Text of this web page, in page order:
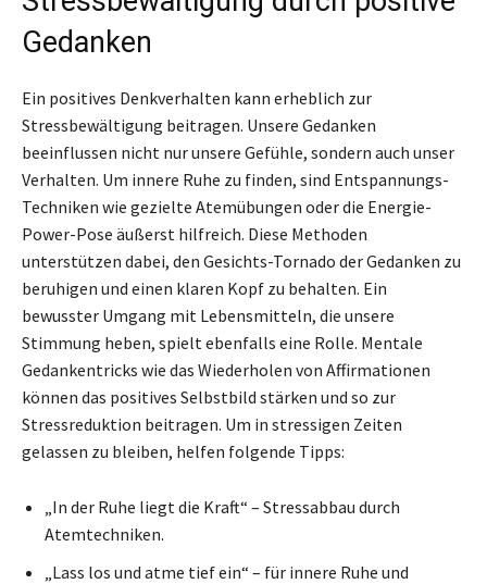
Gedanken
Ein positives Denkverhalten kann erheblich zur
Stressbewältigung beitragen. Unsere Gedanken
beeinflussen nicht nur unsere Gefühle, sondern auch unser
Verhalten. Um innere Ruhe zu finden, sind Entspannungs-
Techniken wie gezielte Atemübungen oder die Energie-
Power-Pose äußerst hilfreich. Diese Methoden
unterstützen dabei, den Gesichts-Tornado der Gedanken zu
beruhigen und einen klaren Kopf zu behalten. Ein
bewusster Umgang mit Lebensmitteln, die unsere
Stimmung heben, spielt ebenfalls eine Rolle. Mentale
Gedankentricks wie das Wiederholen von Affirmationen
können das positives Selbstbild stärken und so zur
Stressreduktion beitragen. Um in stressigen Zeiten
gelassen zu bleiben, helfen folgende Tipps:
„In der Ruhe liegt die Kraft“ – Stressabbau durch
Atemtechniken.
„Lass los und atme tief ein“ – für innere Ruhe und